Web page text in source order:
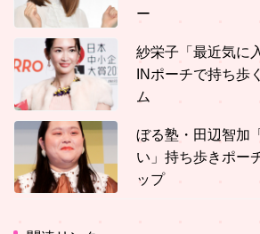
ー
紗栄子「最近気に
INポーチで持ち歩
ム
ぼる塾・田辺智加
い」持ち歩きポー
ップ